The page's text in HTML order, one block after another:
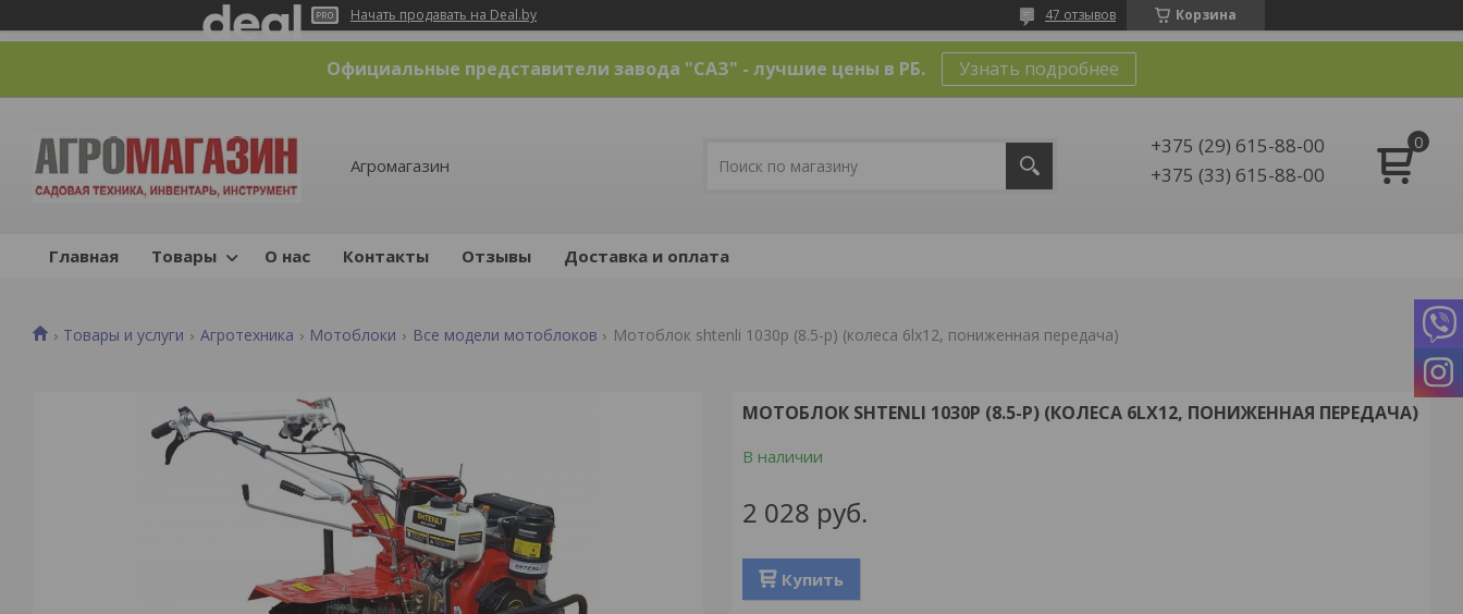
Начать продавать на Deal.by Корзина
47 отзывов
Официальные представители завода "САЗ" - лучшие цены в РБ. Узнать подробнее
Агромагазин
+375 (29) 615-88-00
+375 (33) 615-88-00
Главная Товары О нас Контакты Отзывы Доставка и оплата
Товары и услуги Агротехника Мотоблоки Все модели мотоблоков Мотоблок shtenli 1030p (8.5-p) (колеса 6lх12, пониженная передача)
МОТОБЛОК SHTENLI 1030P (8.5-P) (КОЛЕСА 6LХ12, ПОНИЖЕННАЯ ПЕРЕДАЧА)
В наличии
2 028 руб.
Купить